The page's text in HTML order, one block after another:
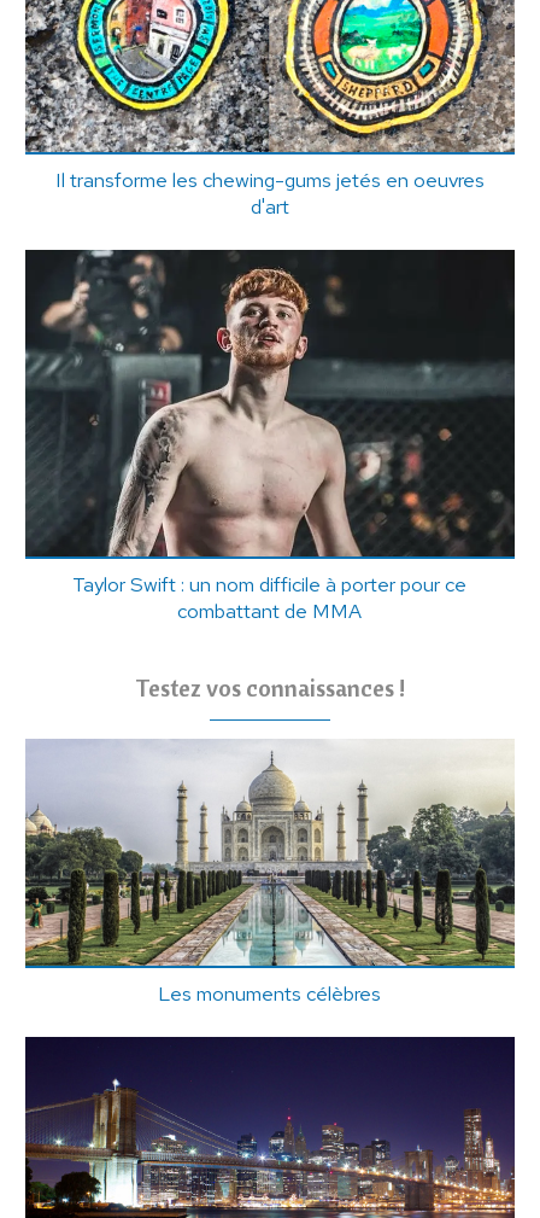
Il transforme les chewing-gums jetés en oeuvres
d'art
Taylor Swift : un nom difficile à porter pour ce
combattant de MMA
Testez vos connaissances !
Les monuments célèbres